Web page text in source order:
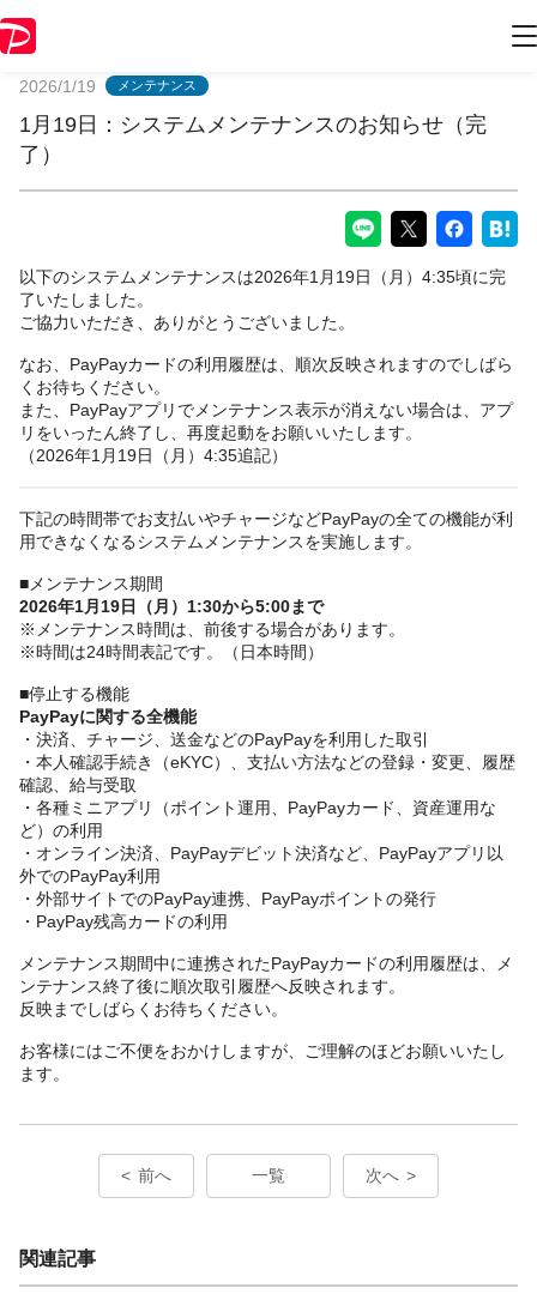
2026/1/19 メンテナンス
1月19日：システムメンテナンスのお知らせ（完
了）
以下のシステムメンテナンスは2026年1月19日（月）4:35頃に完
了いたしました。
ご協力いただき、ありがとうございました。
なお、PayPayカードの利用履歴は、順次反映されますのでしばら
くお待ちください。
また、PayPayアプリでメンテナンス表示が消えない場合は、アプ
リをいったん終了し、再度起動をお願いいたします。
（2026年1月19日（月）4:35追記）
下記の時間帯でお支払いやチャージなどPayPayの全ての機能が利
用できなくなるシステムメンテナンスを実施します。
■メンテナンス期間
2026年1月19日（月）1:30から5:00まで
※メンテナンス時間は、前後する場合があります。
※時間は24時間表記です。（日本時間）
■停止する機能
PayPayに関する全機能
・決済、チャージ、送金などのPayPayを利用した取引
・本人確認手続き（eKYC）、支払い方法などの登録・変更、履歴
確認、給与受取
・各種ミニアプリ（ポイント運用、PayPayカード、資産運用な
ど）の利用
・オンライン決済、PayPayデビット決済など、PayPayアプリ以
外でのPayPay利用
・外部サイトでのPayPay連携、PayPayポイントの発行
・PayPay残高カードの利用
メンテナンス期間中に連携されたPayPayカードの利用履歴は、メ
ンテナンス終了後に順次取引履歴へ反映されます。
反映までしばらくお待ちください。
お客様にはご不便をおかけしますが、ご理解のほどお願いいたし
ます。
前へ 一覧 次へ
関連記事